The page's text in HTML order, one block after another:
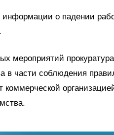
о падении
мероприятий
в части соблюдения
коммерческой